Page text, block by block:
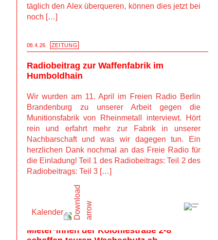
Kalender
täglich den Alex überqueren, können dies jetzt bei
noch […]
08.4.26 ZEITUNG
Radiobeitrag zur Waffenfabrik im
Humboldhain
Wir wurden am 11. April im Freien Radio Berlin
Brandenburg zu unserer Arbeit gegen die
Munitionsfabrik von Rheinmetall interviewt. Hört
rein und erfahrt mehr zur Fabrik in unserer
Nachbarschaft und was wir dagegen tun. Ein
herzlichen Dank nochmal an das Freie Radio für
die Einladung! Teil 1 des Radiobeitrags: Teil 2 des
Radiobeitrags: Teil 3 […]
ZEITUNG
Gemeinsam gegen Grand City Property –
Mieter*innen der Koloniestraße 2-8